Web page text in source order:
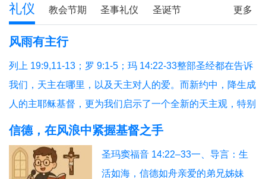
更多
礼仪 教会节期 圣事礼仪 圣诞节
圣经研读
风雨有主行
列上 19:9,11-13；罗 9:1-5；玛 14:22-33整部圣经都在告诉
我们，天主在哪里，以及天主对人的爱。而新约中，降生成
人的主耶稣基督，更为我们启示了一个全新的天主观，特别
是在艰难困苦中陪伴我们的天主，我们今天从三个方面反省
（3）有主就平安。1、祈祷与生活祈祷，就
信德，在风浪中紧握基督之手
圣玛窦福音 14:22–33一、导言：生
活如海，信德如舟亲爱的弟兄姊妹